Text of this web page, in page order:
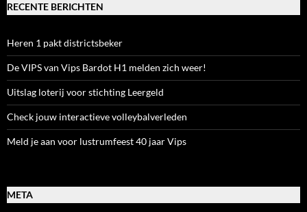
RECENTE BERICHTEN
Heren 1 pakt districtsbeker
De VIPS van Vips Bardot H1 melden zich weer!
Uitslag loterij voor stichting Leergeld
Check jouw interactieve volleybalverleden
Meld je aan voor lustrumfeest 40 jaar Vips
META